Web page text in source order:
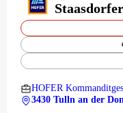
an der
HOFER
3430 Tulln an der